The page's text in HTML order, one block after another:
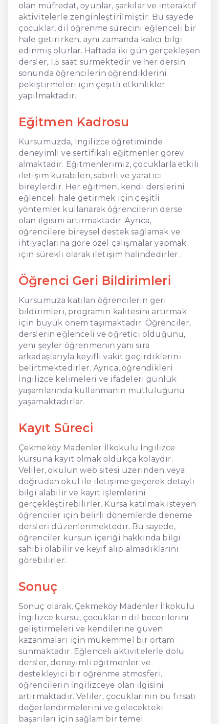
olan müfredat, oyunlar, şarkılar ve interaktif
aktivitelerle zenginleştirilmiştir. Bu sayede
çocuklar, dil öğrenme sürecini eğlenceli bir
hale getirirken, aynı zamanda kalıcı bilgi
edinmiş olurlar. Haftada iki gün gerçekleşen
dersler, 1,5 saat sürmektedir ve her dersin
sonunda öğrencilerin öğrendiklerini
pekiştirmeleri için çeşitli etkinlikler
yapılmaktadır.
Eğitmen Kadrosu
Kursumuzda, İngilizce öğretiminde
deneyimli ve sertifikalı eğitmenler görev
almaktadır. Eğitmenlerimiz, çocuklarla etkili
iletişim kurabilen, sabırlı ve yaratıcı
bireylerdir. Her eğitmen, kendi derslerini
eğlenceli hale getirmek için çeşitli
yöntemler kullanarak öğrencilerin derse
olan ilgisini artırmaktadır. Ayrıca,
öğrencilere bireysel destek sağlamak ve
ihtiyaçlarına göre özel çalışmalar yapmak
için sürekli olarak iletişim halindedirler.
Öğrenci Geri Bildirimleri
Kursumuza katılan öğrencilerin geri
bildirimleri, programın kalitesini artırmak
için büyük önem taşımaktadır. Öğrenciler,
derslerin eğlenceli ve öğretici olduğunu,
yeni şeyler öğrenmenin yanı sıra
arkadaşlarıyla keyifli vakit geçirdiklerini
belirtmektedirler. Ayrıca, öğrendikleri
İngilizce kelimeleri ve ifadeleri günlük
yaşamlarında kullanmanın mutluluğunu
yaşamaktadırlar.
Kayıt Süreci
Çekmeköy Madenler İlkokulu İngilizce
kursuna kayıt olmak oldukça kolaydır.
Veliler, okulun web sitesi üzerinden veya
doğrudan okul ile iletişime geçerek detaylı
bilgi alabilir ve kayıt işlemlerini
gerçekleştirebilirler. Kursa katılmak isteyen
öğrenciler için belirli dönemlerde deneme
dersleri düzenlenmektedir. Bu sayede,
öğrenciler kursun içeriği hakkında bilgi
sahibi olabilir ve keyif alıp almadıklarını
görebilirler.
Sonuç
Sonuç olarak, Çekmeköy Madenler İlkokulu
İngilizce kursu, çocukların dil becerilerini
geliştirmeleri ve kendilerine güven
kazanmaları için mükemmel bir ortam
sunmaktadır. Eğlenceli aktivitelerle dolu
dersler, deneyimli eğitmenler ve
destekleyici bir öğrenme atmosferi,
öğrencilerin İngilizceye olan ilgisini
artırmaktadır. Veliler, çocuklarının bu fırsatı
değerlendirmelerini ve gelecekteki
başarıları için sağlam bir temel